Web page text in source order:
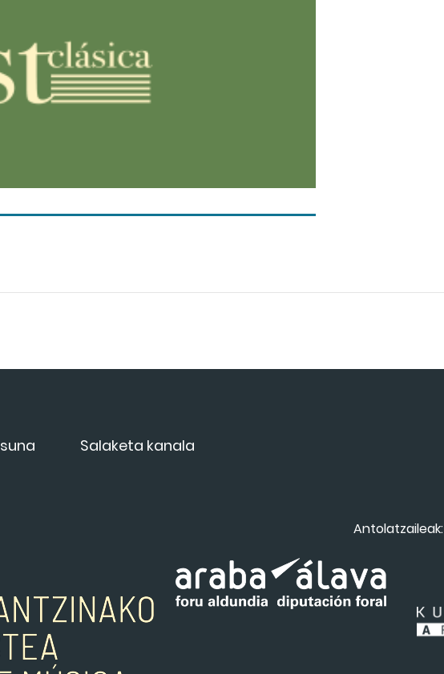
Salaketa kanala
Antolatzaileak: